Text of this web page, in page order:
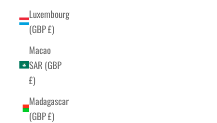
Luxembourg
(GBP £)
Macao
SAR (GBP
£)
Madagascar
(GBP £)